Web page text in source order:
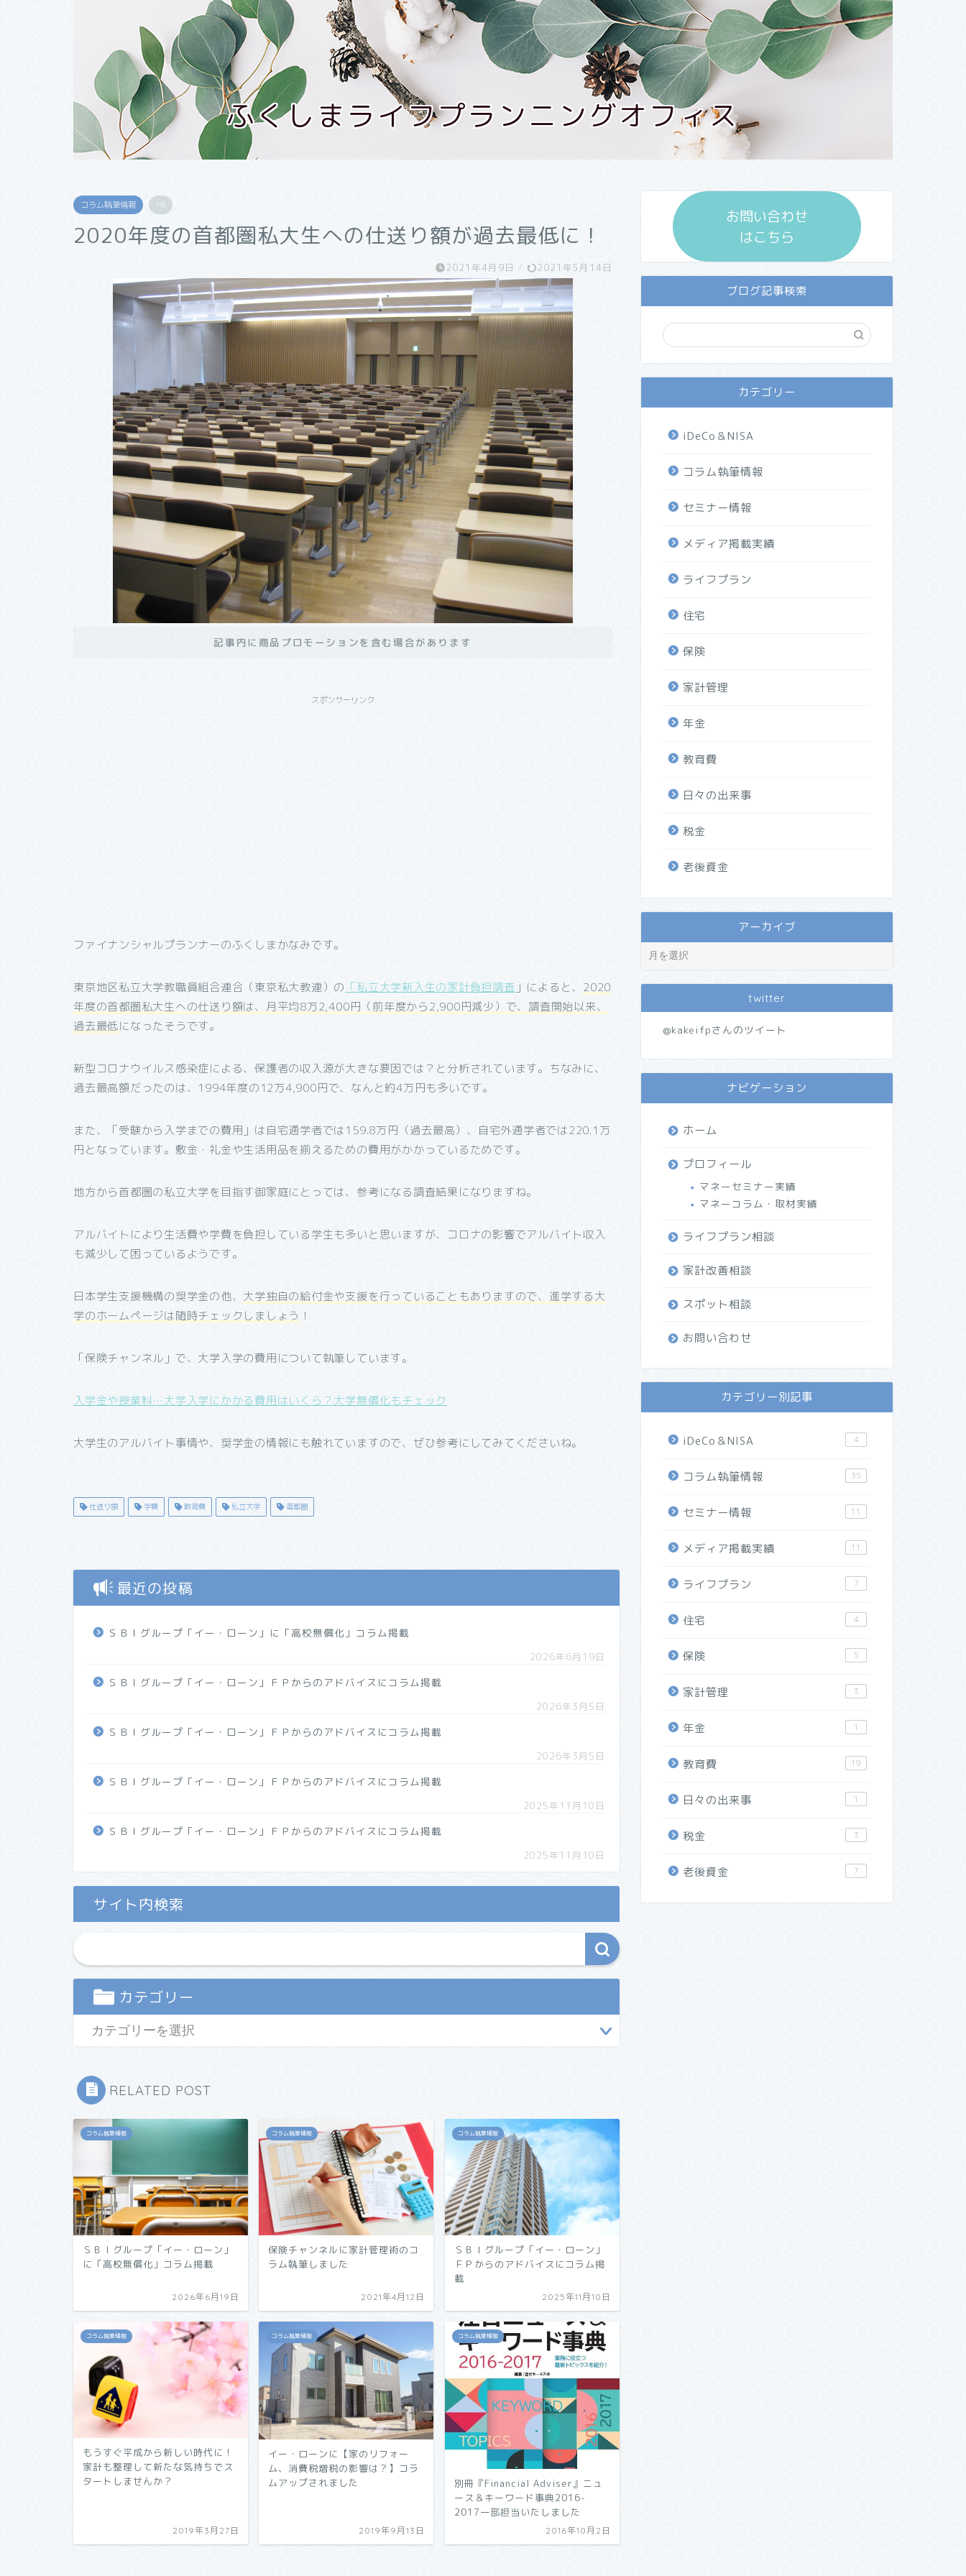
ふくしまライフプランニングオフィス
コラム執筆情報 PR
2020年度の首都圏私大生への仕送り額が過去最低に！
2021年4月9日 / 2021年5月14日
記事内に商品プロモーションを含む場合があります
スポンサーリンク
ファイナンシャルプランナーのふくしまかなみです。
東京地区私立大学教職員組合連合（東京私大教連）の 「私立大学新入生の家計負担調査 」によると、 2020
年度の首都圏私大生への仕送り額は、月平均8万2,400円（前年度から2,900円減少）で、調査開始以来、
過去最低になったそうです。
新型コロナウイルス感染症による、保護者の収入源が大きな要因では？と分析されています。ちなみに、
過去最高額だったのは、1994年度の12万4,900円で、なんと約4万円も多いです。
また、「受験から入学までの費用」は自宅通学者では159.8万円（過去最高）、自宅外通学者では220.1万
円となっています。敷金・礼金や生活用品を揃えるための費用がかかっているためです。
地方から首都圏の私立大学を目指す御家庭にとっては、参考になる調査結果になりますね。
アルバイトにより生活費や学費を負担している学生も多いと思いますが、コロナの影響でアルバイト収入
も減少して困っているようです。
日本学生支援機構の奨学金の他、 大学独自の給付金や支援を行っていることもありますので、進学する大
学のホームページは随時チェックしましょう ！
「保険チャンネル」で、大学入学の費用について執筆しています。
入学金や授業料…大学入学にかかる費用はいくら？大学無償化もチェック
大学生のアルバイト事情や、奨学金の情報にも触れていますので、ぜひ参考にしてみてくださいね。
仕送り額 学費 教育費 私立大学 首都圏
最近の投稿
ＳＢＩグループ「イー・ローン」に「高校無償化」コラム掲載
2026年6月19日
ＳＢＩグループ「イー・ローン」ＦＰからのアドバイスにコラム掲載
2026年3月5日
ＳＢＩグループ「イー・ローン」ＦＰからのアドバイスにコラム掲載
2026年3月5日
ＳＢＩグループ「イー・ローン」ＦＰからのアドバイスにコラム掲載
2025年11月10日
ＳＢＩグループ「イー・ローン」ＦＰからのアドバイスにコラム掲載
2025年11月10日
サイト内検索
カテゴリー
RELATED POST
コラム執筆情報
ＳＢＩグループ「イー・ローン」
に「高校無償化」コラム掲載
2026年6月19日
コラム執筆情報
保険チャンネルに家計管理術のコ
ラム執筆しました
2021年4月12日
コラム執筆情報
ＳＢＩグループ「イー・ローン」
ＦＰからのアドバイスにコラム掲
載
2025年11月10日
コラム執筆情報
もうすぐ平成から新しい時代に！
家計も整理して新たな気持ちでス
タートしませんか？
2019年3月27日
コラム執筆情報
イー・ローンに【家のリフォー
ム、消費税増税の影響は？】コラ
ムアップされました
2019年9月13日
コラム執筆情報
別冊『Financial Adviser』ニュ
ース＆キーワード事典2016-
2017一部担当いたしました
2016年10月2日
お問い合わせ
はこちら
ブログ記事検索
カテゴリー
iDeCo＆NISA
コラム執筆情報
セミナー情報
メディア掲載実績
ライフプラン
住宅
保険
家計管理
年金
教育費
日々の出来事
税金
老後資金
アーカイブ
twitter
@kakeifpさんのツイート
ナビゲーション
ホーム
プロフィール
マネーセミナー実績
マネーコラム・取材実績
ライフプラン相談
家計改善相談
スポット相談
お問い合わせ
カテゴリー別記事
iDeCo＆NISA 4
コラム執筆情報 35
セミナー情報 11
メディア掲載実績 11
ライフプラン 7
住宅 4
保険 5
家計管理 3
年金 1
教育費 19
日々の出来事 1
税金 3
老後資金 7